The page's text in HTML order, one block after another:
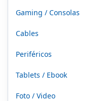
Gaming / Consolas
Cables
Periféricos
Tablets / Ebook
Foto / Video